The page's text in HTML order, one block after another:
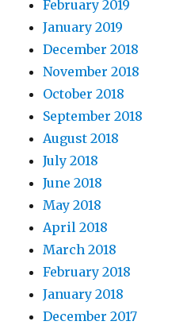
February 2019
January 2019
December 2018
November 2018
October 2018
September 2018
August 2018
July 2018
June 2018
May 2018
April 2018
March 2018
February 2018
January 2018
December 2017